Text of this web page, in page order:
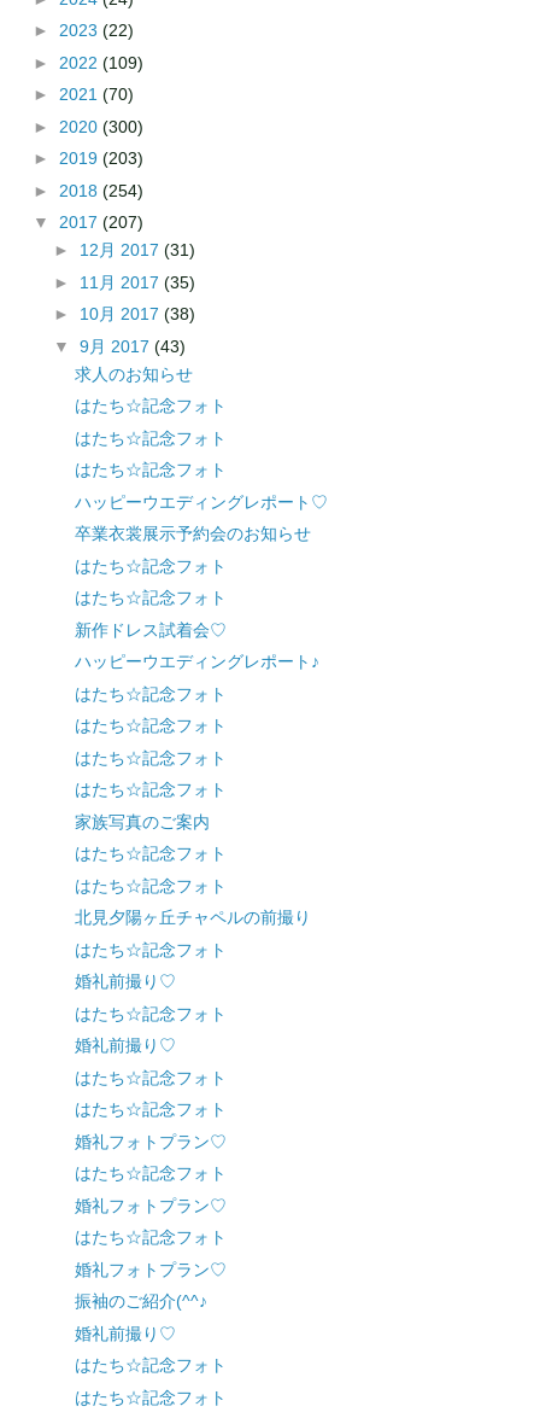
► 2023 (22)
► 2022 (109)
► 2021 (70)
► 2020 (300)
► 2019 (203)
► 2018 (254)
▼ 2017 (207)
► 12月 2017 (31)
► 11月 2017 (35)
► 10月 2017 (38)
▼ 9月 2017 (43)
求人のお知らせ
はたち☆記念フォト
はたち☆記念フォト
はたち☆記念フォト
ハッピーウエディングレポート♡
卒業衣裳展示予約会のお知らせ
はたち☆記念フォト
はたち☆記念フォト
新作ドレス試着会♡
ハッピーウエディングレポート♪
はたち☆記念フォト
はたち☆記念フォト
はたち☆記念フォト
はたち☆記念フォト
家族写真のご案内
はたち☆記念フォト
はたち☆記念フォト
北見夕陽ヶ丘チャペルの前撮り
はたち☆記念フォト
婚礼前撮り♡
はたち☆記念フォト
婚礼前撮り♡
はたち☆記念フォト
はたち☆記念フォト
婚礼フォトプラン♡
はたち☆記念フォト
婚礼フォトプラン♡
はたち☆記念フォト
婚礼フォトプラン♡
振袖のご紹介(^^♪
婚礼前撮り♡
はたち☆記念フォト
はたち☆記念フォト